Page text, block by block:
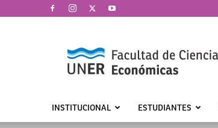
de
Ciencias
Económicas
INSTITUCIONAL ESTUDIANTES